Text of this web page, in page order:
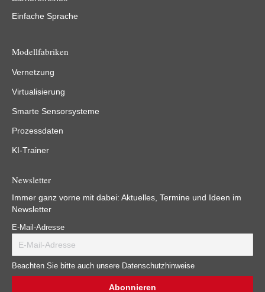
Einfache Sprache
Modellfabriken
Vernetzung
Virtualisierung
Smarte Sensorsysteme
Prozessdaten
KI-Trainer
Newsletter
Immer ganz vorne mit dabei: Aktuelles, Termine und Ideen im
Newsletter
E-Mail-Adresse
Beachten Sie bitte auch unsere Datenschutzhinweise